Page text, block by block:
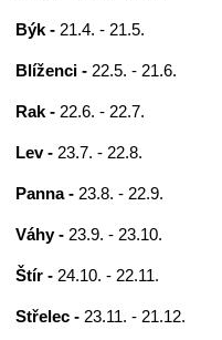
Býk - 21.4. - 21.5.
Blíženci - 22.5. - 21.6.
Rak - 22.6. - 22.7.
Lev - 23.7. - 22.8.
Panna - 23.8. - 22.9.
Váhy - 23.9. - 23.10.
Štír - 24.10. - 22.11.
Střelec - 23.11. - 21.12.